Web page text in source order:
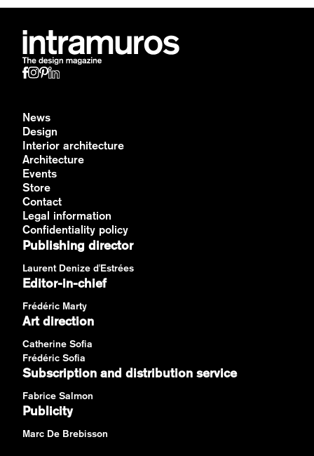
News
Design
Interior architecture
Architecture
Events
Store
Contact
Legal information
Confidentiality policy
Publishing director
Laurent Denize d'Estrées
Editor-in-chief
Frédéric Marty
Art direction
Catherine Sofia
Frédéric Sofia
Subscription and distribution service
Fabrice Salmon
Publicity
Marc De Brebisson